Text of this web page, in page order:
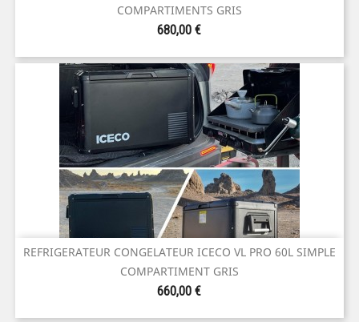
COMPARTIMENTS GRIS
Prix
680,00 €
REFRIGERATEUR CONGELATEUR ICECO VL PRO 60L SIMPLE
COMPARTIMENT GRIS
Prix
660,00 €